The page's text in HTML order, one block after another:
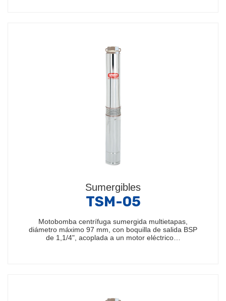
Sumergibles
TSM-05
Motobomba centrífuga sumergida multietapas,
diámetro máximo 97 mm, con boquilla de salida BSP
de 1,1/4", acoplada a un motor eléctrico…